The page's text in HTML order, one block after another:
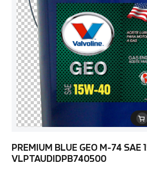
PREMIUM BLUE GEO M-74 SAE
VLPTAUDIDPB740500